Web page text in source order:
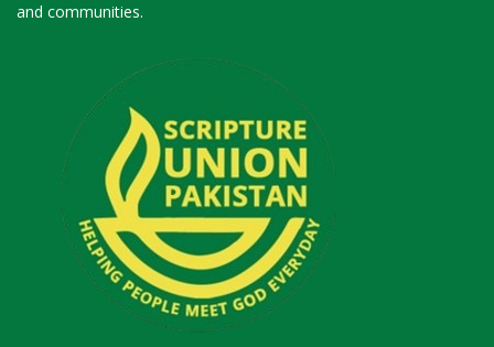
and communities.